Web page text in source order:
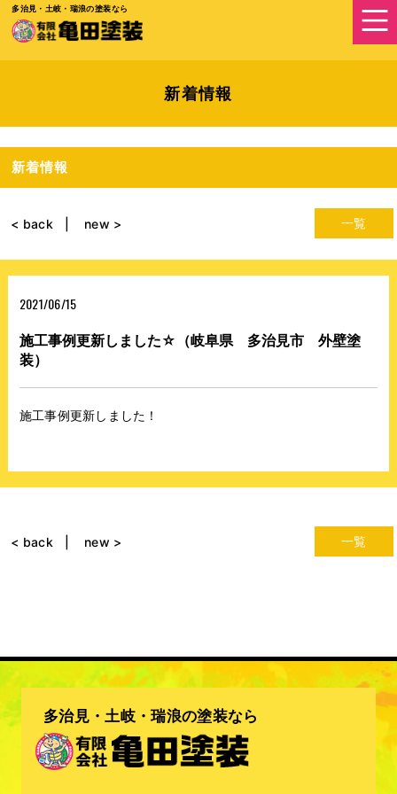
多治見・土岐・瑞浪の塗装なら
新着情報
新着情報
一覧
< back new >
2021/06/15
施工事例更新しました☆（岐阜県 多治見市 外壁塗
装）
施工事例更新しました！
一覧
< back new >
多治見・土岐・瑞浪の塗装なら